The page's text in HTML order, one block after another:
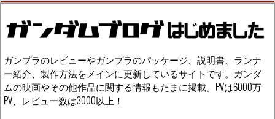
ガンプラのレビューやガンプラのパッケージ、説明書、ランナ
ー紹介、製作方法をメインに更新しているサイトです。ガンダ
ムの映画やその他作品に関する情報もたまに掲載。PVは6000万
PV、レビュー数は3000以上！